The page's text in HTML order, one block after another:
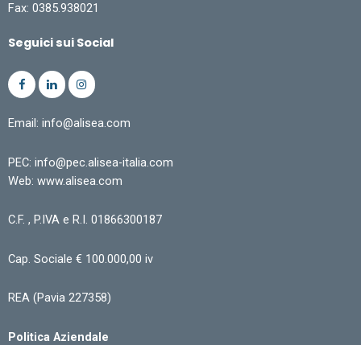
Fax: 0385.938021
Seguici sui Social
Email: info@alisea.com
PEC: info@pec.alisea-italia.com
Web: www.alisea.com
C.F. , P.IVA e R.I. 01866300187
Cap. Sociale € 100.000,00 iv
REA (Pavia 227358)
Politica Aziendale